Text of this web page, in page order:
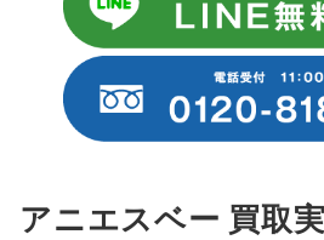
アニエスベー 買取